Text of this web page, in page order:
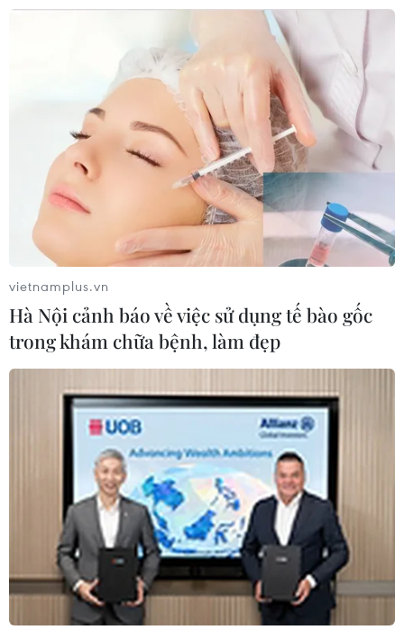
Iran và Oman thống nhất mở lại eo biển
Hormuz trong 60 ngày
Iran cảnh báo đáp trả nhằm vào hạ tầng năng
lượng khu vực nếu bị tấn công
Iran và Oman đạt thỏa thuận về tuyến vận tải
qua eo biển Hormuz
Từ hạt nhân đến eo biển Hormuz: Đòn
bẩy chiến lược mới của Iran
Xung đột tại Trung Đông: Tàu hàng Ấn Độ bị
đánh chìm trên Biển Đỏ
TIN LIÊN QUAN
vietnamplus.vn
Hà Nội cảnh báo về việc sử dụng tế bào gốc
trong khám chữa bệnh, làm đẹp